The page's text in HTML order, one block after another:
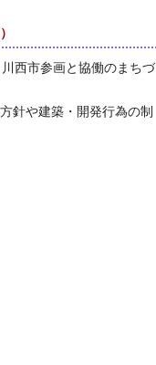
西市参画と協働のまちづ
針や建築・開発行為の制